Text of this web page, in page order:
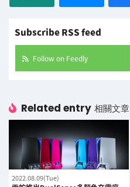
Subscribe RSS feed
Follow on Feedly
Related entry 相關文章
2022.08.09(Tue)